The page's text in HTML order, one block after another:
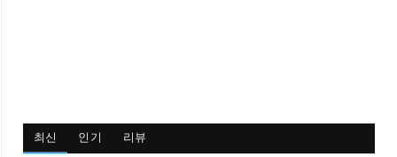
최신 인기 리뷰